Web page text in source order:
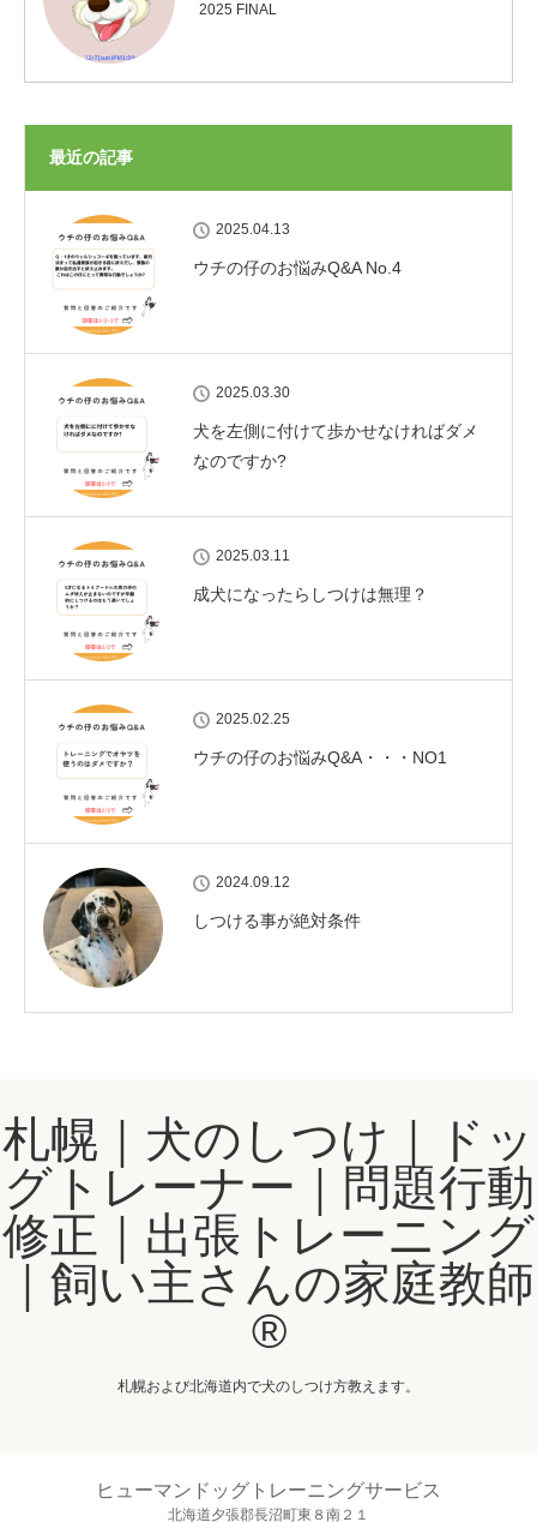
2025 FINAL
最近の記事
2025.04.13
ウチの仔のお悩みQ&A No.4
2025.03.30
犬を左側に付けて歩かせなければダメ
なのですか?
2025.03.11
成犬になったらしつけは無理？
2025.02.25
ウチの仔のお悩みQ&A・・・NO1
2024.09.12
しつける事が絶対条件
札幌｜犬のしつけ｜ドッ
グトレーナー｜問題行動
修正｜出張トレーニング
｜飼い主さんの家庭教師
®️
札幌および北海道内で犬のしつけ方教えます。
ヒューマンドッグトレーニングサービス
北海道夕張郡長沼町東８南２１